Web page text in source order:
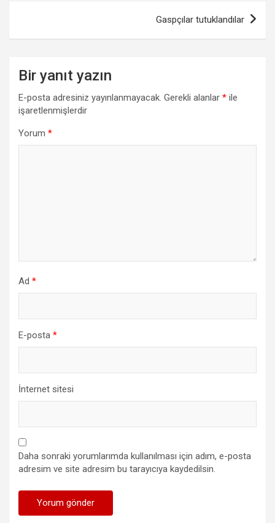
Gaspçılar tutuklandılar
Bir yanıt yazın
E-posta adresiniz yayınlanmayacak. Gerekli alanlar * ile
işaretlenmişlerdir
Yorum *
Ad *
E-posta *
İnternet sitesi
Daha sonraki yorumlarımda kullanılması için adım, e-posta
adresim ve site adresim bu tarayıcıya kaydedilsin.